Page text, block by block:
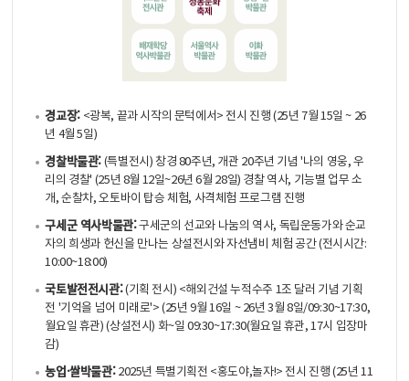
경교장:<광복, 끝과 시작의 문턱에서> 전시 진행 (25년 7월 15일 ~ 26
년 4월 5일)
경찰박물관: (특별전시) 창경 80주년, 개관 20주년 기념 '나의 영웅, 우
리의 경찰' (25년 8월 12일~26년 6월 28일) 경찰 역사, 기능별 업무 소
개, 순찰차, 오토바이 탑승 체험, 사격체험 프로그램 진행
구세군 역사박물관:구세군의 선교와 나눔의 역사, 독립운동가와 순교
자의 희생과 헌신을 만나는 상설전시와 자선냄비 체험 공간 (전시시간:
10:00~18:00)
국토발전전시관:(기획 전시) <해외건설 누적수주 1조 달러 기념 기획
전 '기억을 넘어 미래로'> (25년 9월 16일 ~ 26년 3월 8일/09:30~17:30,
월요일 휴관) (상설전시) 화~일 09:30~17:30(월요일 휴관, 17시 입장마
감)
농업·쌀박물관:2025년 특별기획전 <홍도야,놀자!> 전시 진행 (25년 11